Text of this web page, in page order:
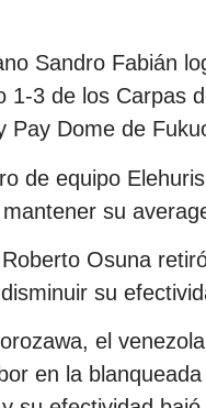
Sandro Fabián
1-3 de los Carpas
Pay Dome de
de equipo
su
Osuna
su
el
en la